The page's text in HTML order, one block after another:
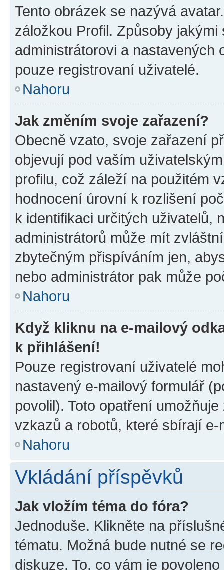
Tento obrázek se nazývá
záložkou Profil. Způsoby
administrátorovi a nastavených
pouze registrovaní uživatelé.
Nahoru
Jak změním svoje zařazení?
Obecně vzato, svoje zařazení
objevují pod vaším
profilu, což záleží na použitém
hodnocení úrovní k rozlišení
k identifikaci určitých uživatelů,
administrátorů může mít
zbytečným přispíváním jen,
nebo administrátor pak může
Nahoru
Když kliknu na e-mailový
k přihlášení!
Pouze registrovaní uživatelé
nastavený e-mailový formulář
povolil). Toto opatření
vzkazů a robotů, které sbírají e-
Nahoru
Vkládání příspěvků
Jak vložím téma do fóra?
Jednoduše. Klikněte na
tématu. Možná bude nutné se
diskuze. To, co vám je